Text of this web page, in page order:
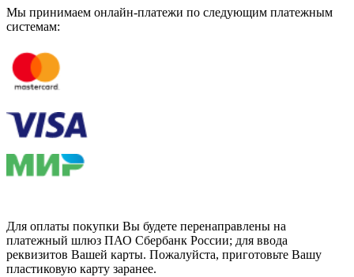
Мы принимаем онлайн-платежи по cледующим платежным
системам:
Для оплаты покупки Вы будете перенаправлены на
платежный шлюз ПАО Сбербанк России; для ввода
реквизитов Вашей карты. Пожалуйста, приготовьте Вашу
пластиковую карту заранее.